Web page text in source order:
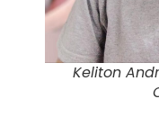
Keliton